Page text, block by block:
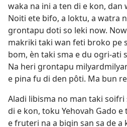
waka na ini a ten di e kon, dan
Noiti ete bifo, a loktu, a watra
grontapu doti so leki now.
makriki taki wan feti broko pe
bom, èn taki sma e du ogri-ati
Na heri grontapu
e pina fu di den pôti. Ma bun
Aladi libisma no man taki soifri
di e kon, toku Yehovah Gado e
e fruteri na a bigin san sa de a